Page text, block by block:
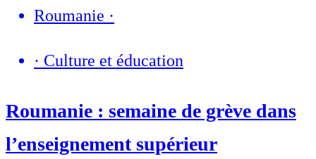
Roumanie ·
· Culture et éducation
Roumanie : semaine de grève dans
l’enseignement supérieur